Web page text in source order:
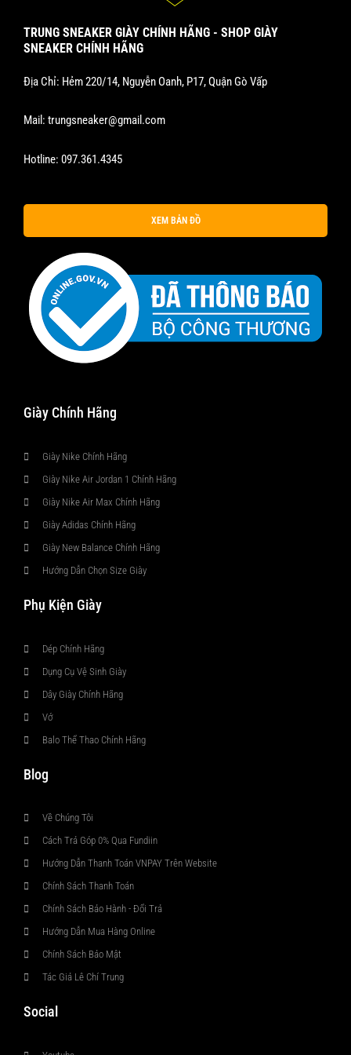
TRUNG SNEAKER GIÀY CHÍNH HÃNG - SHOP GIÀY
SNEAKER CHÍNH HÃNG
Địa Chỉ: Hẻm 220/14, Nguyễn Oanh, P17, Quận Gò Vấp
Mail: trungsneaker@gmail.com
Hotline: 097.361.4345
XEM BẢN ĐỒ
Giày Chính Hãng
Giày Nike Chính Hãng
Giày Nike Air Jordan 1 Chính Hãng
Giày Nike Air Max Chính Hãng
Giày Adidas Chính Hãng
Giày New Balance Chính Hãng
Hướng Dẫn Chọn Size Giày
Phụ Kiện Giày
Dép Chính Hãng
Dụng Cụ Vệ Sinh Giày
Dây Giày Chính Hãng
Vớ
Balo Thể Thao Chính Hãng
Blog
Về Chúng Tôi
Cách Trả Góp 0% Qua Fundiin
Hướng Dẫn Thanh Toán VNPAY Trên Website
Chính Sách Thanh Toán
Chính Sách Bảo Hành - Đổi Trả
Hướng Dẫn Mua Hàng Online
Chính Sách Bảo Mật
Tác Giả Lê Chí Trung
Social